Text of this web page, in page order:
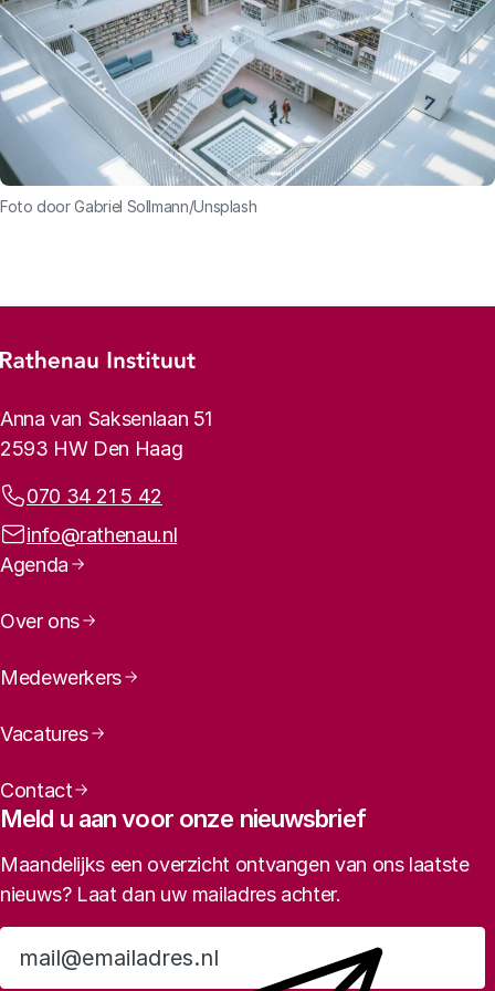
Foto door Gabriel Sollmann/Unsplash
Footer-menu
Rathenau logo, naar de homepage
Contactinformatie
Anna van Saksenlaan 51
2593 HW Den Haag
Telefoonnummer:
070 34 21 5 42
E-mailadres:
info@rathenau.nl
Paginanavigatie
Agenda
Over ons
Medewerkers
Vacatures
Contact
Meld u aan voor onze nieuwsbrief
Maandelijks een overzicht ontvangen van ons laatste
nieuws? Laat dan uw mailadres achter.
Aanmelden